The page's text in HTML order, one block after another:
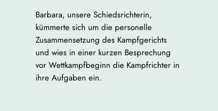
Barbara, unsere Schiedsrichterin,
kümmerte sich um die personelle
Zusammensetzung des Kampfgerichts
und wies in einer kurzen Besprechung
vor Wettkampfbeginn die Kampfrichter in
ihre Aufgaben ein.